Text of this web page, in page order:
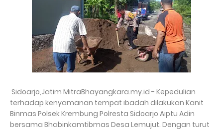
Sidoarjo,Jatim MitraBhayangkara.my.id - Kepedulian
terhadap kenyamanan tempat ibadah dilakukan Kanit
Binmas Polsek Krembung Polresta Sidoarjo Aiptu Adin
bersama Bhabinkamtibmas Desa Lemujut. Dengan turut